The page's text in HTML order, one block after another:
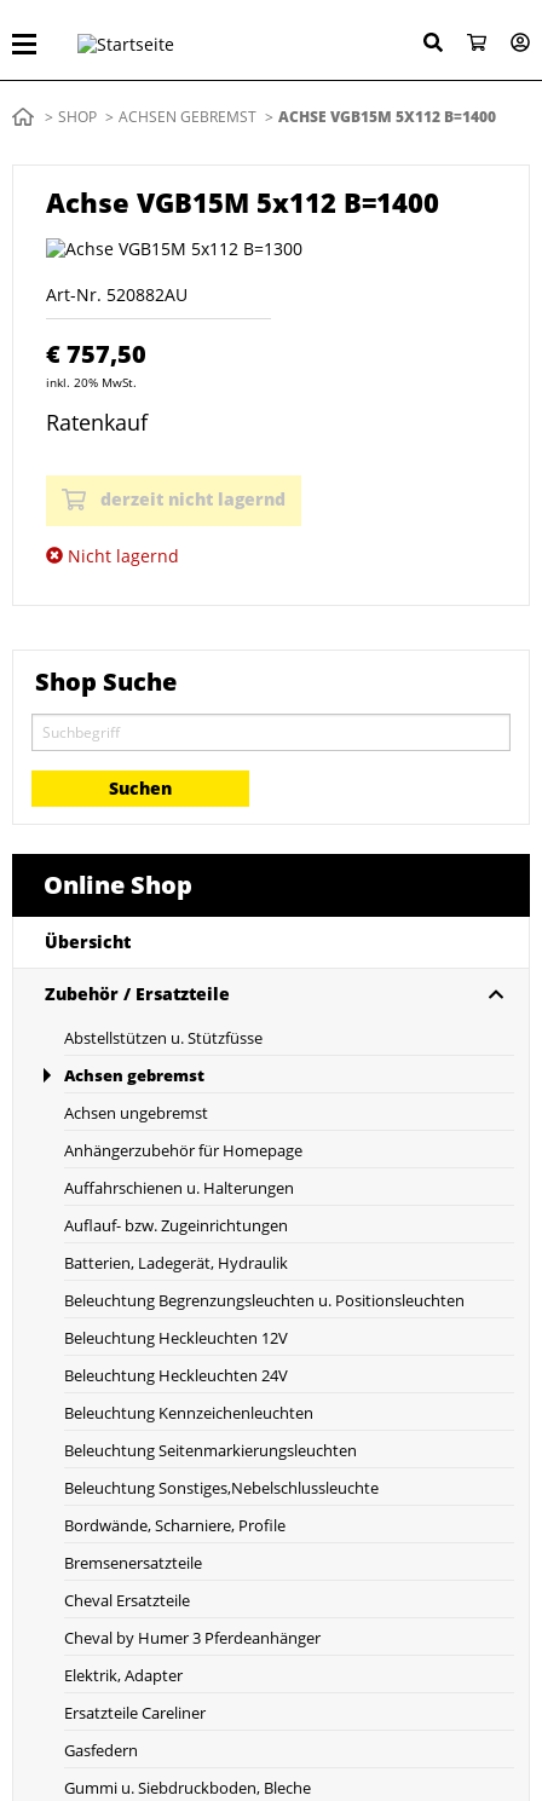
zum
Inhalt
SHOP ACHSEN GEBREMST AKTUELL:
ACHSE VGB15M 5X112 B=1400
Achse VGB15M 5x112 B=1400
Art-Nr. 520882AU
€ 757,50
inkl. 20% MwSt.
Ratenkauf
derzeit nicht lagernd
Nicht lagernd
Shop Suche
Online Shop
Übersicht
Zubehör / Ersatzteile
Abstellstützen u. Stützfüsse
Achsen gebremst
Achsen ungebremst
Anhängerzubehör für Homepage
Auffahrschienen u. Halterungen
Auflauf- bzw. Zugeinrichtungen
Batterien, Ladegerät, Hydraulik
Beleuchtung Begrenzungsleuchten u. Positionsleuchten
Beleuchtung Heckleuchten 12V
Beleuchtung Heckleuchten 24V
Beleuchtung Kennzeichenleuchten
Beleuchtung Seitenmarkierungsleuchten
Beleuchtung Sonstiges,Nebelschlussleuchte
Bordwände, Scharniere, Profile
Bremsenersatzteile
Cheval Ersatzteile
Cheval by Humer 3 Pferdeanhänger
Elektrik, Adapter
Ersatzteile Careliner
Gasfedern
Gummi u. Siebdruckboden, Bleche